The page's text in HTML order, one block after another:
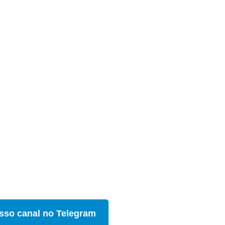
canal no Telegram